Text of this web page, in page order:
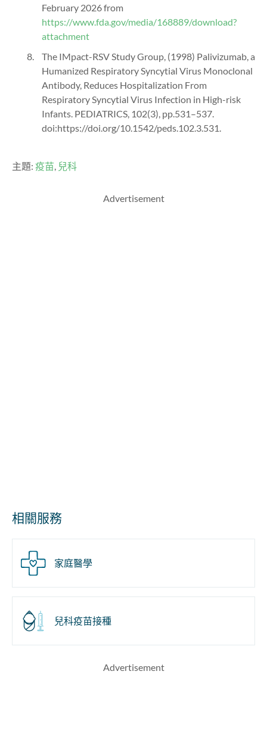
February 2026 from
https://www.fda.gov/media/168889/download?
attachment
The IMpact-RSV Study Group, (1998) Palivizumab, a
Humanized Respiratory Syncytial Virus Monoclonal
Antibody, Reduces Hospitalization From
Respiratory Syncytial Virus Infection in High-risk
Infants. PEDIATRICS, 102(3), pp.531–537.
doi:https://doi.org/10.1542/peds.102.3.531.
主題: 疫苗, 兒科
Advertisement
相關服務
家庭醫學
兒科疫苗接種
Advertisement